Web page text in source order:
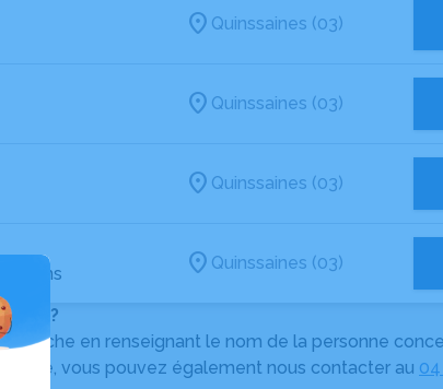
Quinssaines (03)
Quinssaines (03)
Quinssaines (03)
- 69 ans
Quinssaines (03)
?
en renseignant le nom de la personne
site, vous pouvez également nous contacter au 04